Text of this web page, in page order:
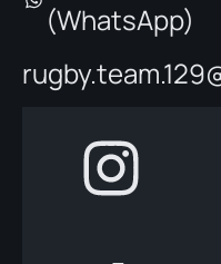
(WhatsApp)